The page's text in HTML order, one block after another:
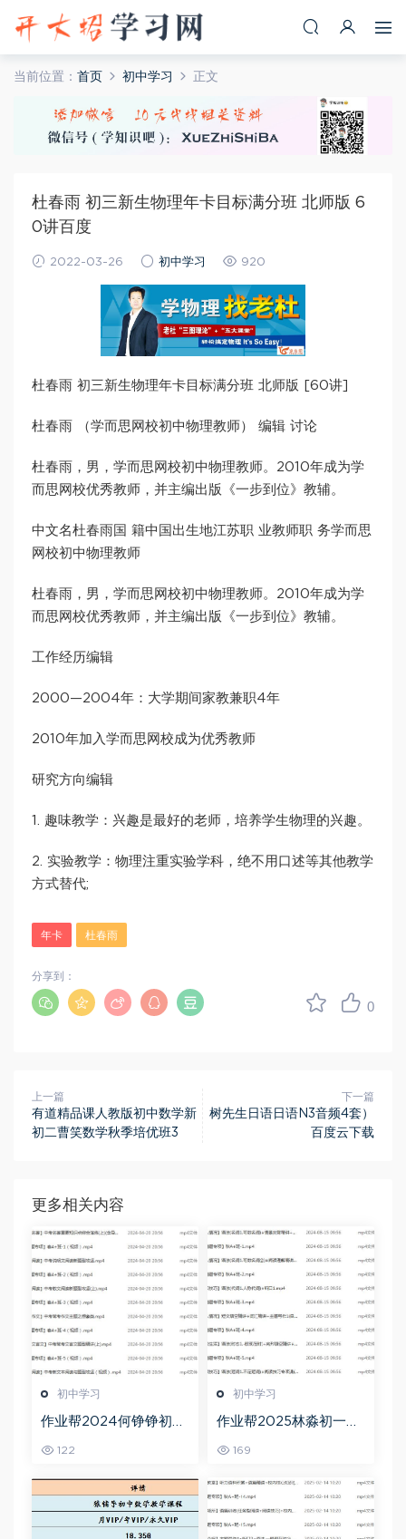
当前位置： 首页 初中学习 正文
杜春雨 初三新生物理年卡目标满分班 北师版 6
0讲百度
2022-03-26 初中学习 920
杜春雨 初三新生物理年卡目标满分班 北师版 [60讲]
杜春雨 （学而思网校初中物理教师） 编辑 讨论
杜春雨，男，学而思网校初中物理教师。2010年成为学
而思网校优秀教师，并主编出版《一步到位》教辅。
中文名杜春雨国 籍中国出生地江苏职 业教师职 务学而思
网校初中物理教师
杜春雨，男，学而思网校初中物理教师。2010年成为学
而思网校优秀教师，并主编出版《一步到位》教辅。
工作经历编辑
2000—2004年：大学期间家教兼职4年
2010年加入学而思网校成为优秀教师
研究方向编辑
1. 趣味教学：兴趣是最好的老师，培养学生物理的兴趣。
2. 实验教学：物理注重实验学科，绝不用口述等其他教学
方式替代;
年卡 杜春雨
0
分享到：
上一篇
有道精品课人教版初中数学新
初二曹笑数学秋季培优班3
下一篇
树先生日语日语N3音频4套）
百度云下载
更多相关内容
初中学习
作业帮2024何铮铮初三
122
初中学习
作业帮2025林淼初一英
169